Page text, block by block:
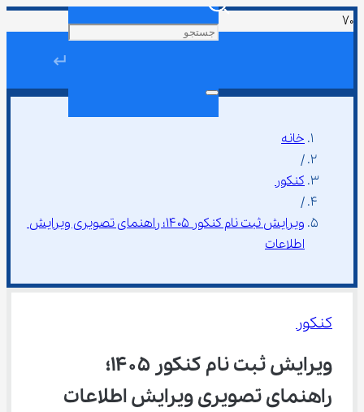
↵
خانه
/
کنکور
/
ویرایش ثبت نام کنکور ۱۴۰۵؛ راهنمای تصویری ویرایش
اطلاعات
کنکور
ویرایش ثبت نام کنکور ۱۴۰۵؛
راهنمای تصویری ویرایش اطلاعات